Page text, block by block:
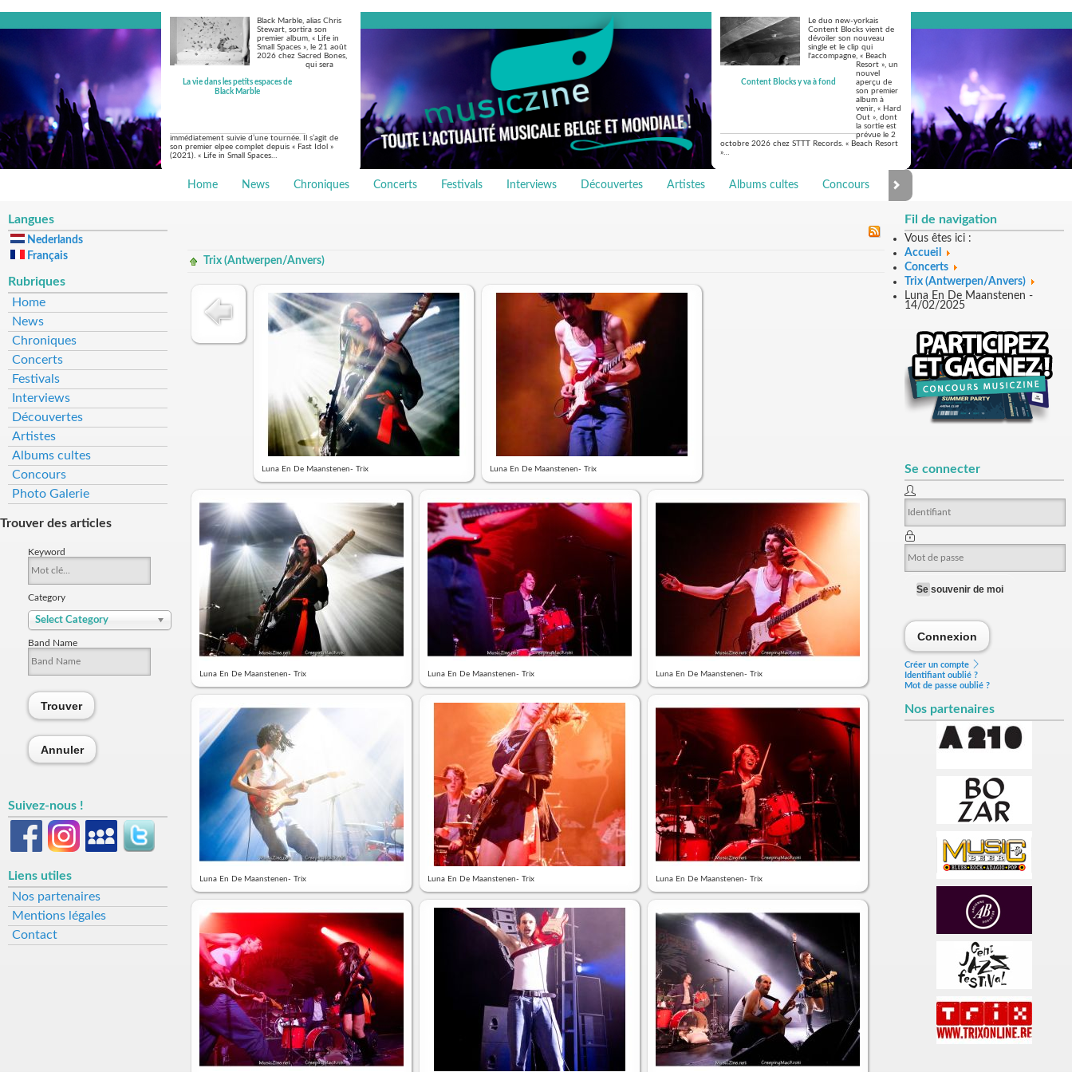
La vie dans les petits espaces de
Black Marble
Black Marble, alias Chris
Stewart, sortira son
premier album, « Life in
Small Spaces », le 21 août
2026 chez Sacred Bones,
qui sera
immédiatement suivie d’une tournée. Il s’agit de
son premier elpee complet depuis « Fast Idol »
(2021). « Life in Small Spaces…
Content Blocks y va à fond
Le duo new-yorkais
Content Blocks vient de
dévoiler son nouveau
single et le clip qui
l'accompagne, « Beach
Resort », un
nouvel
aperçu de
son premier
album à
venir, « Hard
Out », dont
la sortie est
prévue le 2
octobre 2026 chez STTT Records. « Beach Resort
»…
Home News Chroniques Concerts Festivals Interviews Découvertes Artistes Albums cultes Concours Photo Galerie
Langues
Nederlands
Français
Rubriques
Home
News
Chroniques
Concerts
Festivals
Interviews
Découvertes
Artistes
Albums cultes
Concours
Photo Galerie
Trouver des articles
Keyword
Category
Select Category
Band Name
Trouver
Annuler
Suivez-nous !
Liens utiles
Nos partenaires
Mentions légales
Contact
Fil de navigation
Vous êtes ici :
Accueil
Concerts
Trix (Antwerpen/Anvers)
Luna En De Maanstenen -
14/02/2025
Se connecter
Se souvenir de moi
Connexion
Créer un compte
Identifiant oublié ?
Mot de passe oublié ?
Nos partenaires
Trix (Antwerpen/Anvers)
Luna En De Maanstenen- Trix Luna En De Maanstenen- Trix
Luna En De Maanstenen- Trix Luna En De Maanstenen- Trix Luna En De Maanstenen- Trix
Luna En De Maanstenen- Trix Luna En De Maanstenen- Trix Luna En De Maanstenen- Trix